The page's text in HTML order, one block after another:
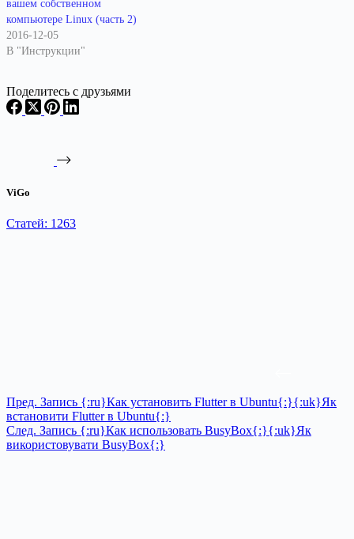
вашем собственном
компьютере Linux (часть 2)
2016-12-05
В "Инструкции"
Поделитесь с друзьями
ViGo
Статей: 1263
Пред. Запись {:ru}Как установить Flutter в Ubuntu{:}{:uk}Як
встановити Flutter в Ubuntu{:}
След. Запись {:ru}Как использовать BusyBox{:}{:uk}Як
використовувати BusyBox{:}